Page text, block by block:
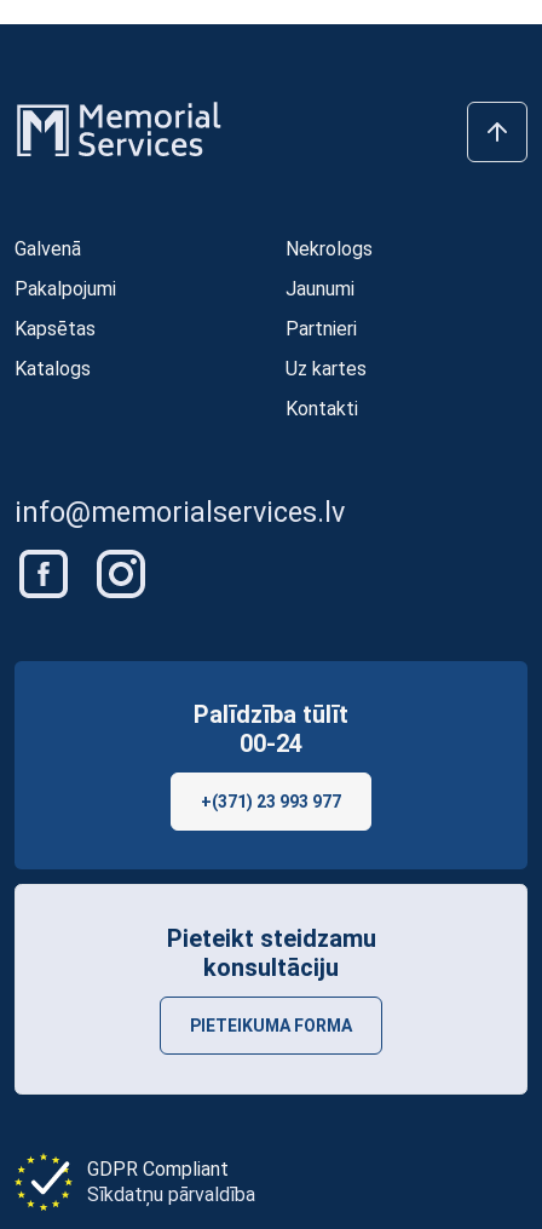
Galvenā
Pakalpojumi
Kapsētas
Katalogs
Nekrologs
Jaunumi
Partnieri
Uz kartes
Kontakti
info@memorialservices.lv
GDPR Compliant
Sīkdatņu pārvaldība
Palīdzība tūlīt
00-24
+(371) 23 993 977
Pieteikt steidzamu
konsultāciju
PIETEIKUMA FORMA